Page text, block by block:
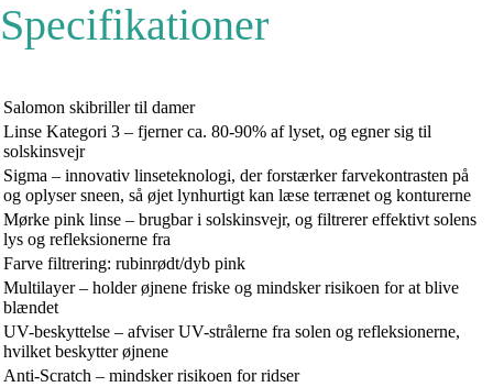
Specifikationer
Salomon skibriller til damer
Linse Kategori 3 – fjerner ca. 80-90% af lyset, og egner sig til
solskinsvejr
Sigma – innovativ linseteknologi, der forstærker farvekontrasten på
og oplyser sneen, så øjet lynhurtigt kan læse terrænet og konturerne
Mørke pink linse – brugbar i solskinsvejr, og filtrerer effektivt solens
lys og refleksionerne fra
Farve filtrering: rubinrødt/dyb pink
Multilayer – holder øjnene friske og mindsker risikoen for at blive
blændet
UV-beskyttelse – afviser UV-strålerne fra solen og refleksionerne,
hvilket beskytter øjnene
Anti-Scratch – mindsker risikoen for ridser